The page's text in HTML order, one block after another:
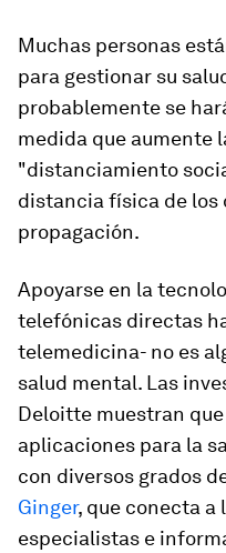
Muchas personas
para gestionar su
probablemente se
medida que aumente
"distanciamiento
distancia física de los
propagación.
Apoyarse en la
telefónicas directas
telemedicina- no es
salud mental. Las
Deloitte muestran
aplicaciones para la
con diversos grados
Ginger, que conecta a
especialistas e